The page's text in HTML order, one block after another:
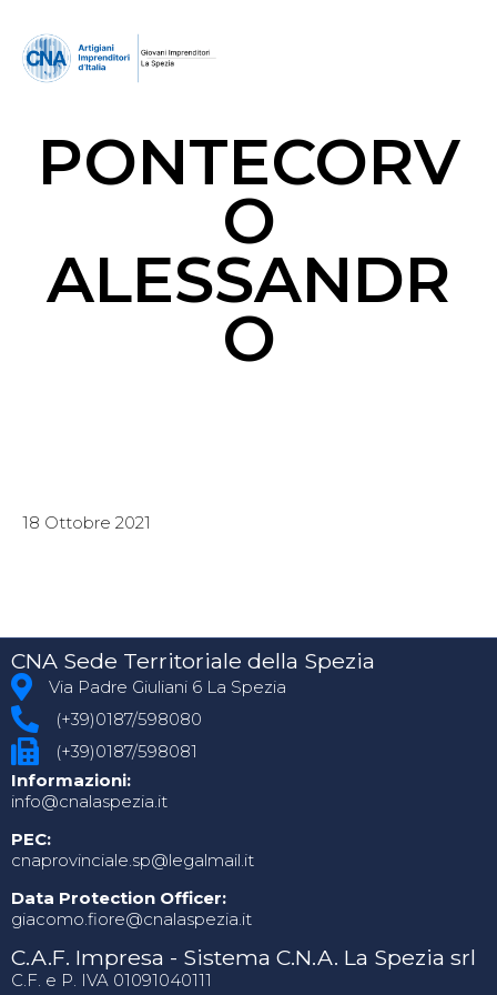
PONTECORV
O
ALESSANDR
O
18 Ottobre 2021
CNA Sede Territoriale della Spezia
Via Padre Giuliani 6 La Spezia
(+39)0187/598080
(+39)0187/598081
Informazioni:
info@cnalaspezia.it
PEC:
cnaprovinciale.sp@legalmail.it
Data Protection Officer:
giacomo.fiore@cnalaspezia.it
C.A.F. Impresa - Sistema C.N.A. La Spezia srl
C.F. e P. IVA 01091040111